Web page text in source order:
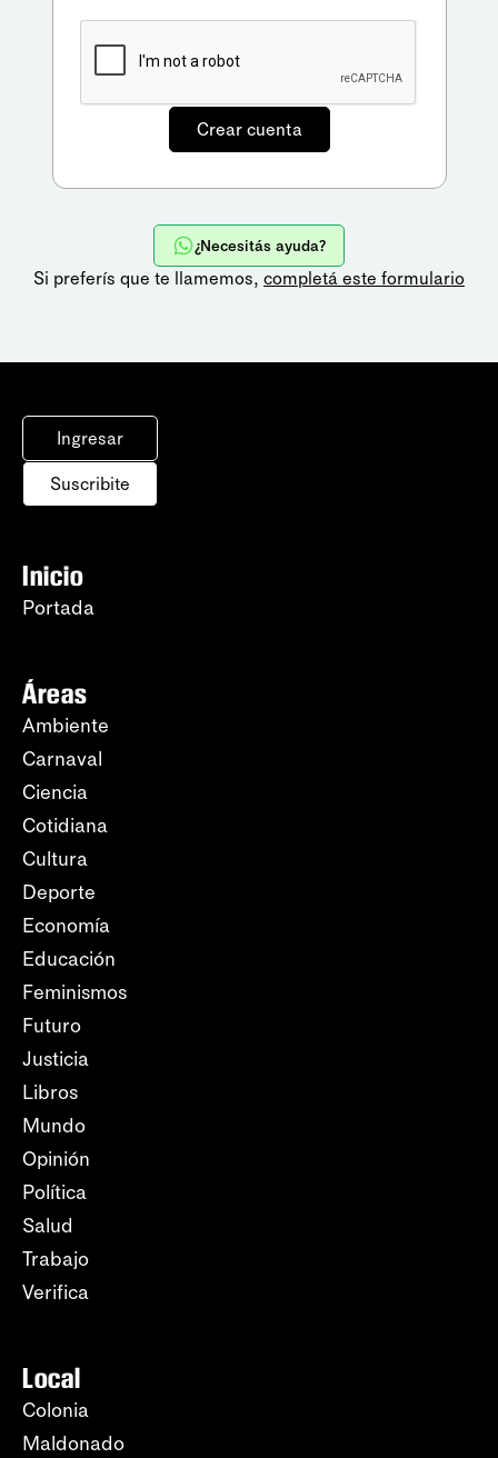
¿Necesitás ayuda?
Si preferís que te llamemos, completá este formulario
Ingresar
Suscribite
Inicio
Portada
Áreas
Ambiente
Carnaval
Ciencia
Cotidiana
Cultura
Deporte
Economía
Educación
Feminismos
Futuro
Justicia
Libros
Mundo
Opinión
Política
Salud
Trabajo
Verifica
Local
Colonia
Maldonado